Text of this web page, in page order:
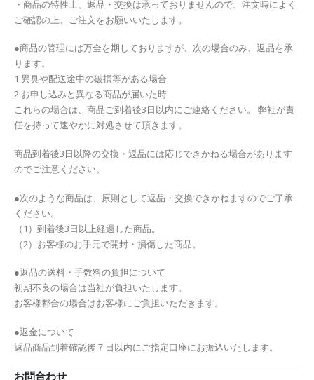
・商品の特性上、返品・交換は承っておりませんので、注文時によく
ご確認の上、ご注文をお願いいたします。
●商品の管理には万全を期しておりますが、次の場合のみ、返品を承
ります。
1.異臭や配送途中の破損等がある場合
2.お申し込みと異なる商品が届いた時
これらの場合は、商品ご到着後3日以内にご連絡ください。 弊社が責
任を持って速やかに対処させて頂きます。
商品到着後3日以降の交換・返品には応じできかねる場合があります
のでご注意ください。
●次のような商品は、原則として返品・交換できかねますのでご了承
ください。
（1）到着後3日以上経過した商品。
（2）お客様のお手元で開封・損傷した商品。
●返品の送料・手数料の負担について
初期不良の場合は当社が負担いたします。
お客様都合の場合はお客様にご負担いただきます。
●返金について
返品商品到着確認後７日以内にご指定口座にお振込いたします。
お問合わせ